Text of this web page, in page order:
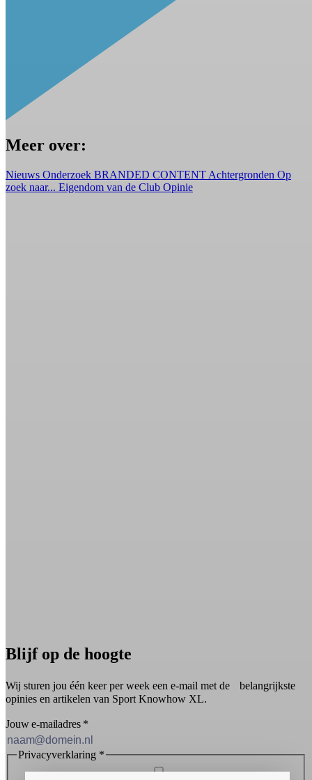
Meer over:
Nieuws Onderzoek BRANDED CONTENT Achtergronden Op
zoek naar... Eigendom van de Club Opinie
Blijf op de hoogte
Wij sturen jou één keer per week een e-mail met de belangrijkste
opinies en artikelen van Sport Knowhow XL.
Jouw e-mailadres *
Privacyverklaring *